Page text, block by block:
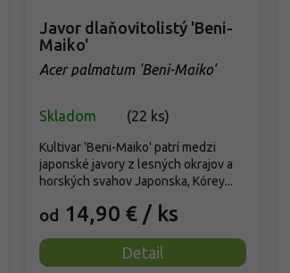
Javor dlaňovitolistý 'Beni-
Maiko'
Acer palmatum 'Beni-Maiko'
Skladom (22 ks)
od 14,90 € / ks
Detail
Kultivar 'Beni-Maiko' patrí medzi
japonské javory z lesných okrajov a
horských svahov Japonska, Kórey...